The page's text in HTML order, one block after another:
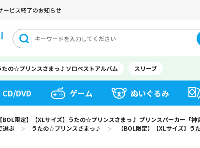
ービス終了のお知らせ
たの☆プリンスさまっ♪ソロベストアルバム スリーブ
CD/DVD ゲーム ぬいぐるみ
【BOL限定】【XLサイズ】うたの☆プリンスさまっ♪ プリンスパーカー「神
選ぶ ＞ うたの☆プリンスさまっ♪ ＞ 【BOL限定】【XLサイズ】